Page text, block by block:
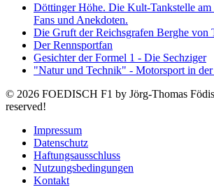
Döttinger Höhe. Die Kult-Tankstelle am
Fans und Anekdoten.
Die Gruft der Reichsgrafen Berghe von
Der Rennsportfan
Gesichter der Formel 1 - Die Sechziger
"Natur und Technik" - Motorsport in
© 2026 FOEDISCH F1 by Jörg-Thomas
reserved!
Impressum
Datenschutz
Haftungsausschluss
Nutzungsbedingungen
Kontakt